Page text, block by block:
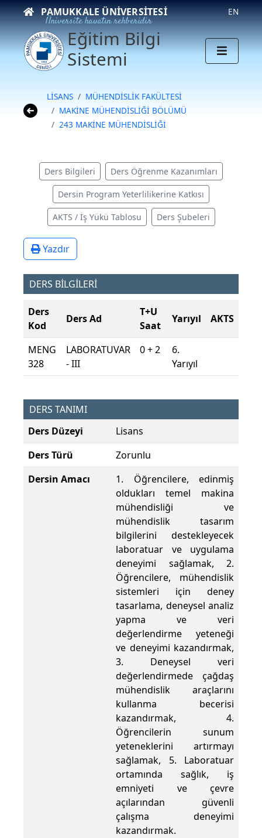
PAMUKKALE ÜNIVERSITESI
Üniversite hayatın rehberidir
EN
Eğitim Bilgi
Sistemi
LİSANS
MÜHENDİSLİK FAKÜLTESİ
MAKİNE MÜHENDİSLİĞİ BÖLÜMÜ
243 MAKİNE MÜHENDİSLİĞİ
Ders Bilgileri Ders Öğrenme Kazanımları
Dersin Program Yeterlilikerine Katkısı
AKTS / İş Yükü Tablosu Ders Şubeleri
Yazdır
DERS BİLGİLERİ
Ders
Kod
Ders Ad
T+U
Saat
Yarıyıl AKTS
MENG
328
LABORATUVAR
- III
0 + 2
6.
Yarıyıl
DERS TANIMI
Ders Düzeyi
Lisans
Ders Türü
Zorunlu
Dersin Amacı
1. Öğrencilere, edinmiş
oldukları temel makina
mühendisliği ve
mühendislik tasarım
bilgilerini destekleyecek
laboratuar ve uygulama
deneyimi sağlamak, 2.
Öğrencilere, mühendislik
sistemleri için deney
tasarlama, deneysel analiz
yapma ve veri
değerlendirme yeteneği
ve deneyimi kazandırmak,
3. Deneysel veri
değerlendirmede çağdaş
mühendislik araçlarını
kullanma becerisi
kazandırmak, 4.
Öğrencilerin sunum
yeteneklerini artırmayı
sağlamak, 5. Laboratuar
ortamında sağlık, iş
emniyeti ve çevre
açılarından güvenli
çalışma deneyimi
kazandırmak.